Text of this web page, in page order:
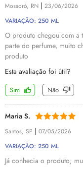
Mossoró, RN | 23/06/2026
VARIAÇÃO: 250 ML
O produto chegou com a
parte do perfume, muito
produto
Esta avaliação foi útil?
Sim Não
Maria S.
Santos, SP | 07/05/2026
VARIAÇÃO: 250 ML
Já conhecia o produto;